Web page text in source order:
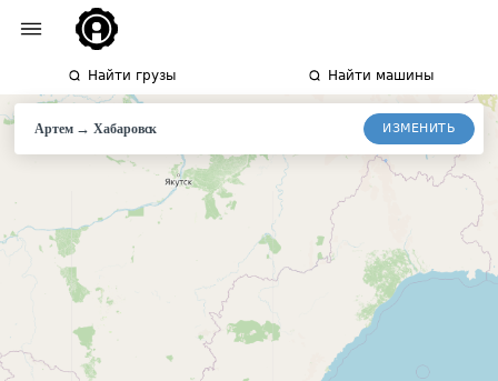
Найти грузы Найти машины
Артем→Хабаровск ИЗМЕНИТЬ